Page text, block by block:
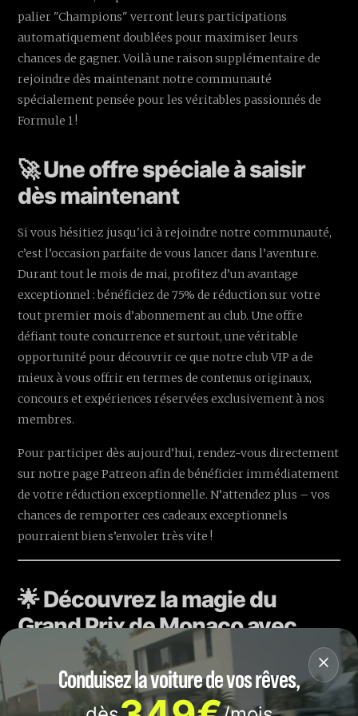
palier "Champions" verront leurs participations
automatiquement doublées pour maximiser leurs
chances de gagner. Voilà une raison supplémentaire de
rejoindre dès maintenant notre communauté
spécialement pensée pour les véritables passionnés de
Formule 1 !
🚀 Une offre spéciale à saisir
dès maintenant
Si vous hésitiez jusqu'ici à rejoindre notre communauté,
c’est l’occasion parfaite de vous lancer dans l’aventure.
Durant tout le mois de mai, profitez d’un avantage
exceptionnel : bénéficiez de 75% de réduction sur votre
tout premier mois d’abonnement au club. Une offre
défiant toute concurrence et surtout, une véritable
opportunité pour découvrir ce que notre club VIP a de
mieux à vous offrir en termes de contenus originaux,
concours et expériences réservées exclusivement à nos
membres.
Pour participer dès aujourd’hui, rendez-vous directement
sur notre page Patreon afin de bénéficier immédiatement
de votre réduction exceptionnelle. N’attendez plus – vos
chances de remporter ces cadeaux exceptionnels
pourraient bien s’envoler très vite !
🌟 Découvrez la magie du
Grand Prix de Monaco avec
The Monaco Inside Track
Certains lieux sont légendaires, et le circuit de Monaco figure au
sommet des mythes du sport automobile mondial. Saviez-vous
Conduisez la voiture de vos rêves,